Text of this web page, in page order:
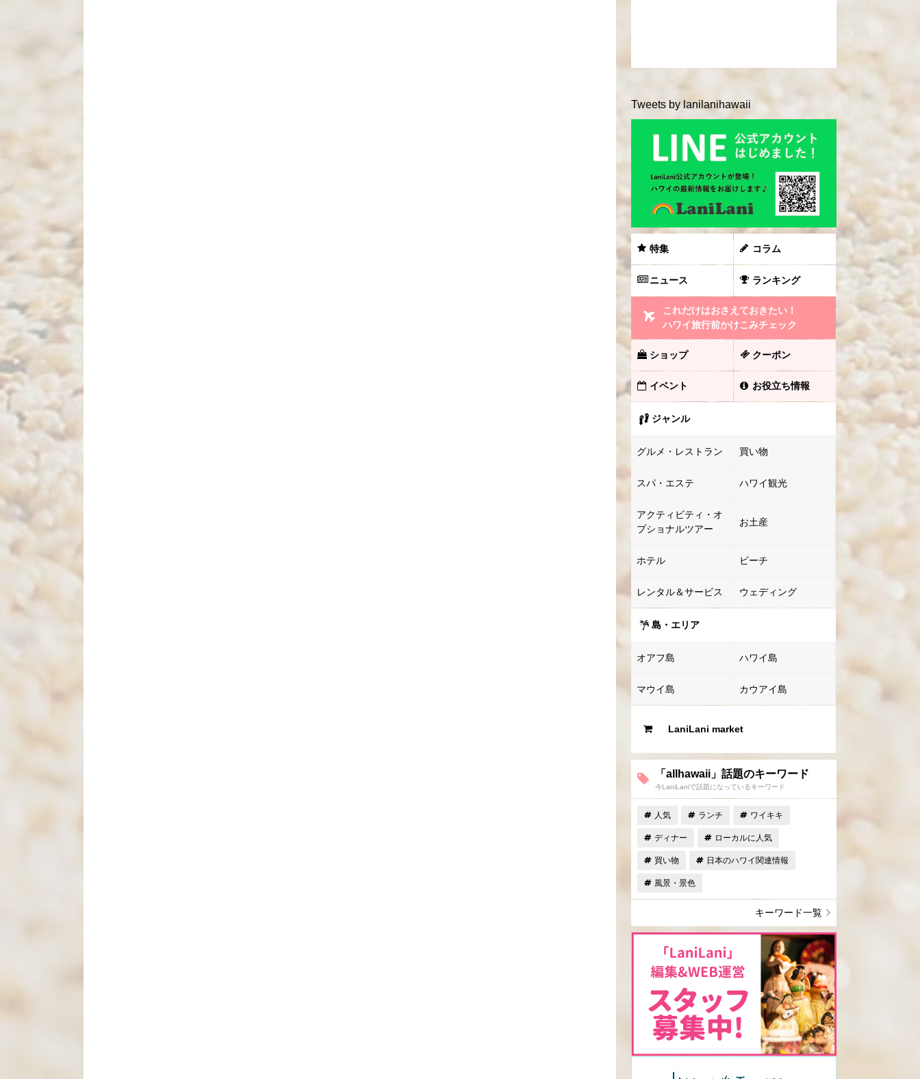
Tweets by lanilanihawaii
特集 コラム
ニュース ランキング
これだけはおさえておきたい！
ハワイ旅行前かけこみチェック
ショップ クーポン
イベント お役立ち情報
ジャンル
グルメ・レストラン 買い物
スパ・エステ ハワイ観光
アクティビティ・オ
プショナルツアー
お土産
ホテル ビーチ
レンタル＆サービス ウェディング
島・エリア
オアフ島 ハワイ島
マウイ島 カウアイ島
LaniLani market
「allhawaii」話題のキーワード
今LaniLaniで話題になっているキーワード
人気 ランチ ワイキキ
ディナー ローカルに人気
買い物 日本のハワイ関連情報
風景・景色
キーワード一覧